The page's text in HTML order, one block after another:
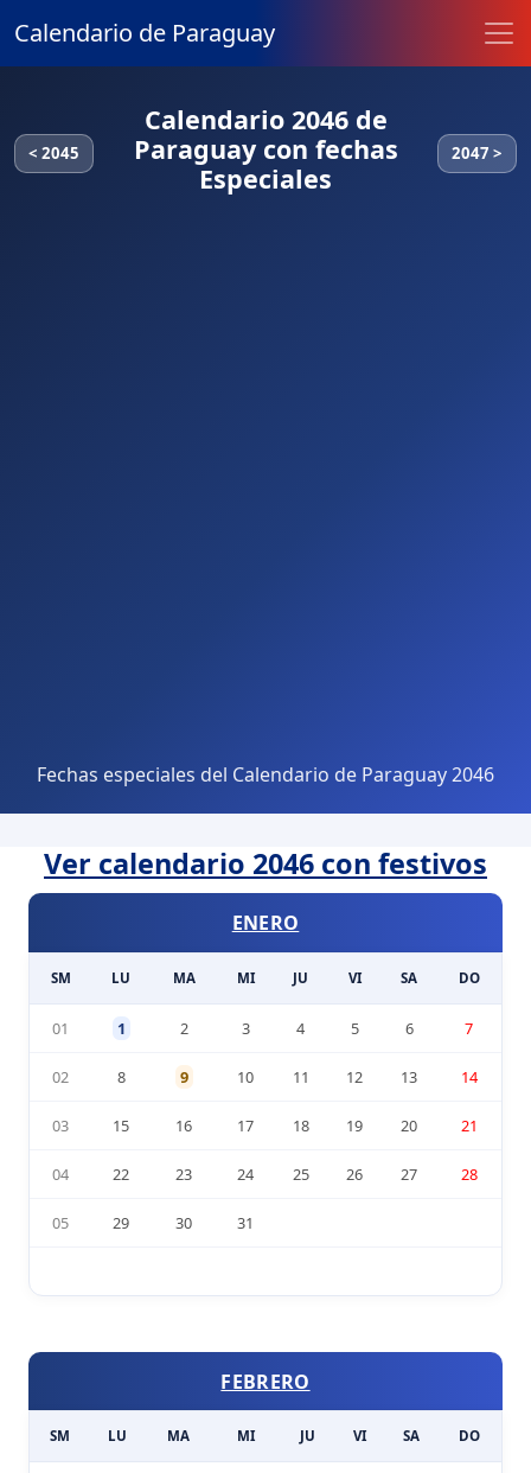
Calendario de Paraguay
< 2045
Calendario 2046 de
Paraguay con fechas
Especiales
2047 >
Fechas especiales del Calendario de Paraguay 2046
Ver calendario 2046 con festivos
ENERO
SM LU MA MI JU VI SA DO
01 1 2 3 4 5 6 7
02 8 9 10 11 12 13 14
03 15 16 17 18 19 20 21
04 22 23 24 25 26 27 28
05 29 30 31
FEBRERO
SM LU MA MI JU VI SA DO